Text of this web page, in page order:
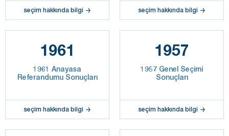
seçim hakkında bilgi seçim hakkında bilgi
1961
1961 Anayasa
Referandumu Sonuçları
seçim hakkında bilgi
1957
1957 Genel Seçimi
Sonuçları
seçim hakkında bilgi